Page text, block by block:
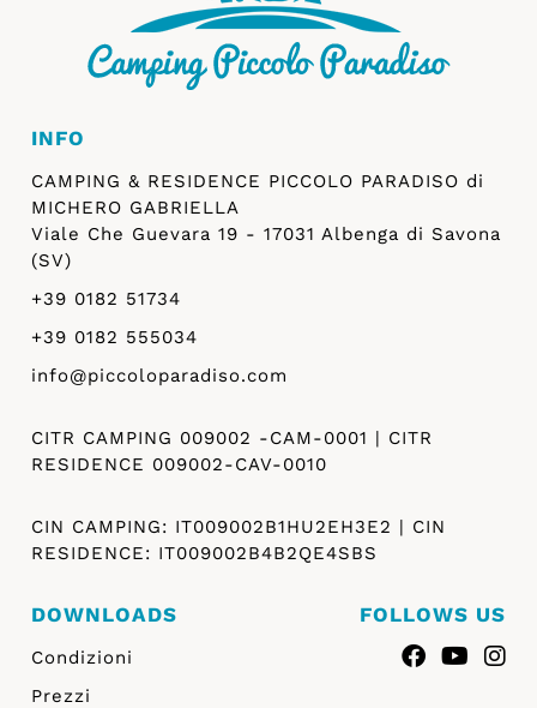
DOWNLOADS
Condizioni
Prezzi
INFO
CAMPING & RESIDENCE PICCOLO PARADISO di
MICHERO GABRIELLA
Viale Che Guevara 19 - 17031 Albenga di Savona
(SV)
+39 0182 51734
+39 0182 555034
info@piccoloparadiso.com
CITR CAMPING 009002 -CAM-0001 | CITR
RESIDENCE 009002-CAV-0010
CIN CAMPING: IT009002B1HU2EH3E2 | CIN
RESIDENCE: IT009002B4B2QE4SBS
FOLLOWS US